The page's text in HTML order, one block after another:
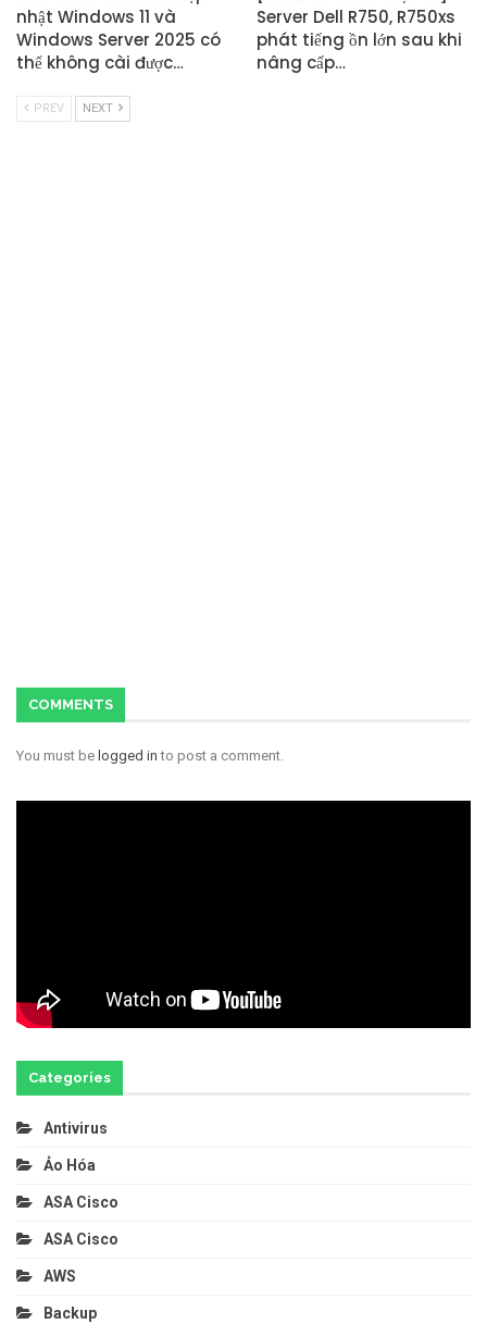
nhật Windows 11 và
Windows Server 2025 có
thể không cài được…
Server Dell R750, R750xs
phát tiếng ồn lớn sau khi
nâng cấp…
PREV NEXT
COMMENTS
You must be logged in to post a comment.
Categories
Antivirus
Ảo Hóa
ASA Cisco
ASA Cisco
AWS
Backup